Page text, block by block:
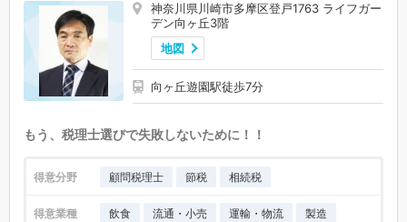
神奈川県川崎市多摩区登戸1763 ライフガー
デン向ヶ丘3階
地図
向ヶ丘遊園駅徒歩7分
もう、税理士選びで失敗しないために！！
得意分野 顧問税理士 節税 相続税
得意業種 飲食 流通・小売 運輸・物流 製造